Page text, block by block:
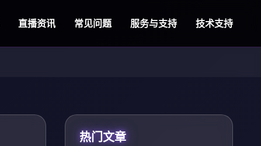
直播资讯 常见问题 服务与支持 技术支持
热门文章